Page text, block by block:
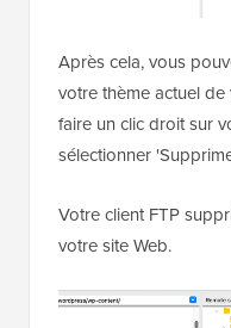
Après cela, vous
votre thème actuel
faire un clic droit sur
sélectionner
Votre client FTP
votre site Web.